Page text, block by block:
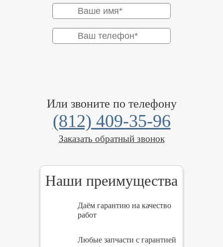
Или звоните по телефону
(812) 409-35-96
Заказать обратный звонок
Наши преимущества
Даём гарантию на качество
работ
Любые запчасти с гарантией